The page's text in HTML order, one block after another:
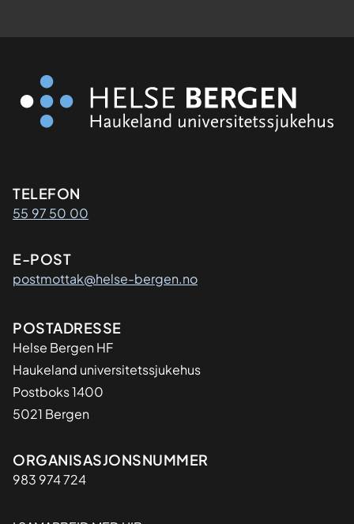
Kontaktinformasjon
TELEFON
55 97 50 00
E-POST
postmottak@helse-bergen.no
Adresse
POSTADRESSE
Helse Bergen HF
Haukeland universitetssjukehus
Postboks 1400
5021 Bergen
Organisasjon
ORGANISASJONSNUMMER
983 974 724